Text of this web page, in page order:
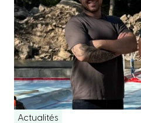
Actualités